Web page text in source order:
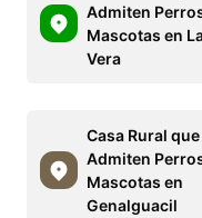
Admiten
Mascotas en
Vera
Casa Rural que
Admiten
Mascotas en
Genalguacil